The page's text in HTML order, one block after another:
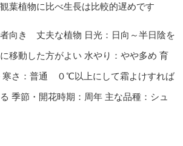
葉植物に比べ生長は比較的遅めです
向き 丈夫な植物 日光：日向～半日陰を
移動した方がよい 水やり：やや多め 育
寒さ：普通 ０℃以上にして霜よけすれば
季節・開花時期：周年 主な品種：シュ